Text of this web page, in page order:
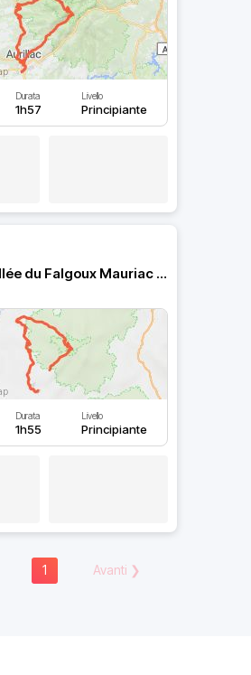
Durata
1h57
Livello
Principiante
Puy mary vallée du Falgoux Mauriac AURILLAC
Durata
1h55
Livello
Principiante
1 Avanti ❯